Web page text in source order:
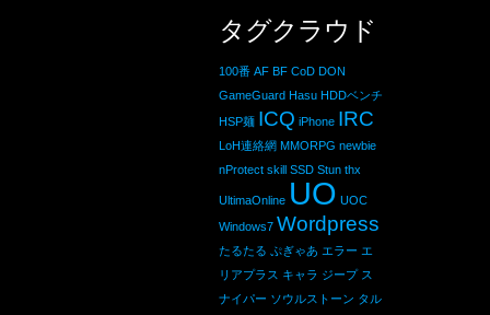
タグクラウド
100番 AF BF CoD DON
GameGuard Hasu HDDベンチ
HSP麺 ICQ iPhone IRC
LoH連絡網 MMORPG newbie
nProtect skill SSD Stun thx
UltimaOnline UO UOC
Windows7 Wordpress
たるたる ぷぎゃあ エラー エ
リアプラス キャラ ジープ ス
ナイパー ソウルストーン タル